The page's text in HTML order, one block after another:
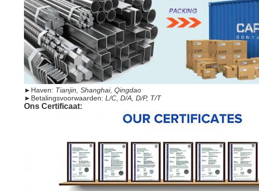
► Haven: Tianjin, Shanghai, Qingdao
► Betalingsvoorwaarden: L/C, D/A, D/P, T/T
Ons Certificaat: